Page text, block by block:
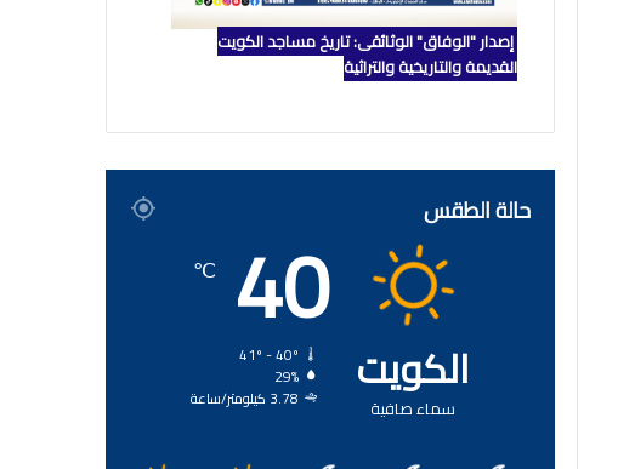
إصدار "الوفاق" الوثائقي: تاريخ مساجد الكويت
القديمة والتاريخية والتراثية
حالة الطقس
الكويت
سماء صافية
40
℃
29%
3.78 كيلومتر/ساعة